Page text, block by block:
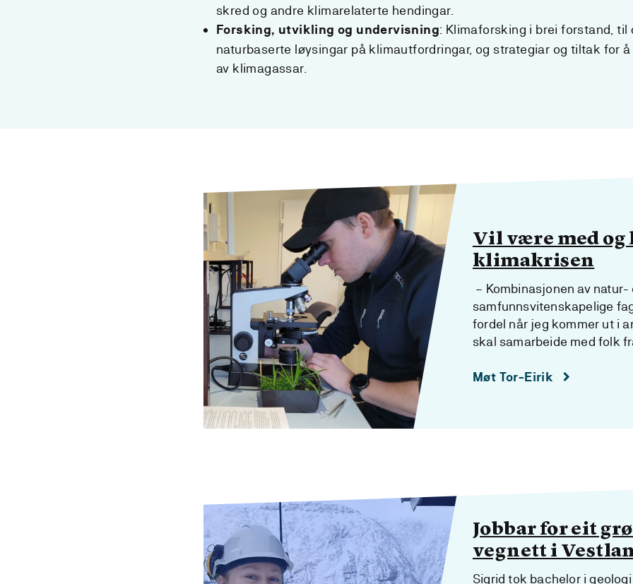
skred og andre klimarelaterte hendingar.
Forsking, utvikling og undervisning: Klimaforsking i brei forstand, til
naturbaserte løysingar på klimautfordringar, og strategiar og tiltak for
av klimagassar.
Vil være med og
klimakrisen
– Kombinasjonen av natur-
samfunnsvitenskapelige
fordel når jeg kommer ut i
skal samarbeide med folk
Møt Tor-Eirik
Jobbar for eit
vegnett i
Sigrid tok bachelor i